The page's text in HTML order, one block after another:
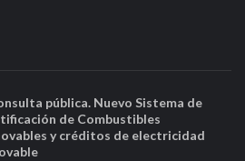
pública. Nuevo Sistema de
de Combustibles
y créditos de electricidad